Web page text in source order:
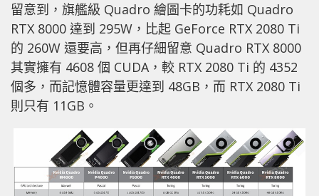
留意到，旗艦級 Quadro 繪圖卡的功耗如 Quadro
RTX 8000 達到 295W，比起 GeForce RTX 2080 Ti
的 260W 還要高，但再仔細留意 Quadro RTX 8000
其實擁有 4608 個 CUDA，較 RTX 2080 Ti 的 4352
個多，而記憶體容量更達到 48GB，而 RTX 2080 Ti
則只有 11GB。